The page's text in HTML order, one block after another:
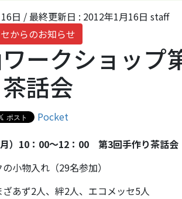
日 / 最終更新日 : 2012年1月16日 staff
からのお知らせ
ークショップ
話会
Pocket
）10 ：00～12 ：00 第3回手作り茶話会
小物入れ（29名参加）
ざあず2人、絆2人、エコメッセ5人